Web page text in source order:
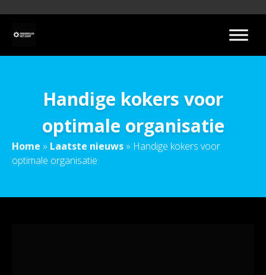
Handige kokers voor
optimale organisatie
Home » Laatste nieuws » Handige kokers voor
optimale organisatie